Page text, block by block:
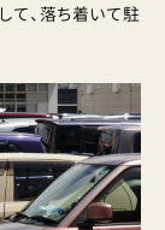
て、落ち着いて駐